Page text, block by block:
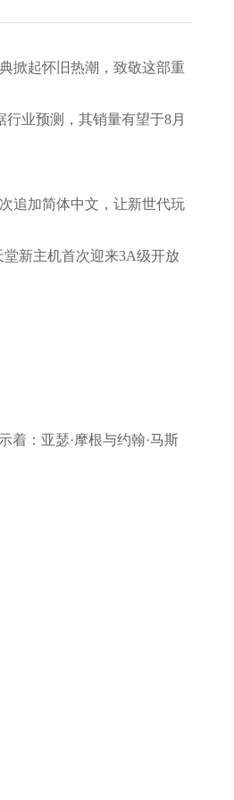
掀起怀旧热潮，致敬这部重
业预测，其销量有望于8月
追加简体中文，让新世代玩
新主机首次迎来3A级开放
：亚瑟·摩根与约翰·马斯